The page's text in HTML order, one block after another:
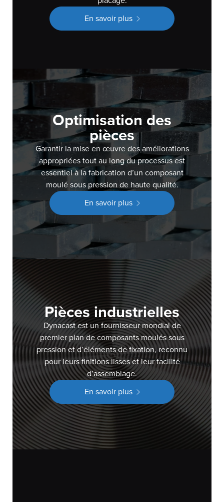
En savoir plus
Optimisation des
pièces
Garantir la mise en œuvre des améliorations
appropriées tout au long du processus est
essentiel à la fabrication d’un composant
moulé sous pression de haute qualité.
En savoir plus
Pièces industrielles
Dynacast est un fournisseur mondial de
premier plan de composants moulés sous
pression et d’éléments de fixation, reconnu
pour leurs finitions lisses et leur facilité
d’assemblage.
En savoir plus